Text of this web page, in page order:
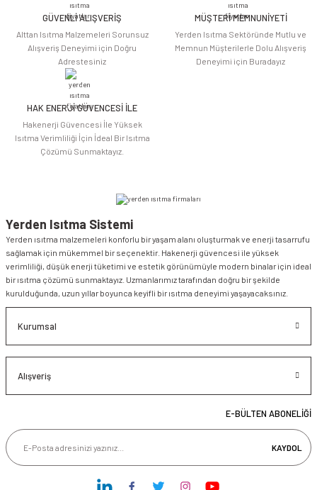
Bu ürüne benzer farklı alternatifler olmalı.
GÜVENLİ ALIŞVERİŞ
Alttan Isıtma Malzemeleri Sorunsuz
Alışveriş Deneyimi için Doğru
Adrestesiniz
MÜŞTERİ MEMNUNİYETİ
Yerden Isıtma Sektöründe Mutlu ve
Memnun Müşterilerle Dolu Alışveriş
Deneyimi için Buradayız
HAK ENERJİ GÜVENCESİ İLE
Hakenerji Güvencesi İle Yüksek
Isıtma Verimliliği İçin İdeal Bir Isıtma
Çözümü Sunmaktayız.
Yerden Isıtma Sistemi
Yerden ısıtma malzemeleri konforlu bir yaşam alanı oluşturmak ve enerji tasarrufu
sağlamak için mükemmel bir seçenektir. Hakenerji güvencesi ile yüksek
verimliliği, düşük enerji tüketimi ve estetik görünümüyle modern binalar için ideal
bir ısıtma çözümü sunmaktayız. Uzmanlarımız tarafından doğru bir şekilde
kurulduğunda, uzun yıllar boyunca keyifli bir ısıtma deneyimi yaşayacaksınız.
Kurumsal
Alışveriş
E-BÜLTEN ABONELİĞİ
KAYDOL